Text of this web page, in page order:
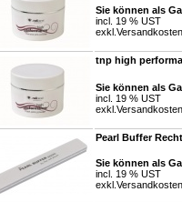
Sie können als
incl. 19 % UST
exkl. Versandkosten
tnp high
Sie können als
incl. 19 % UST
exkl. Versandkosten
Pearl Buffer
Sie können als
incl. 19 % UST
exkl. Versandkosten